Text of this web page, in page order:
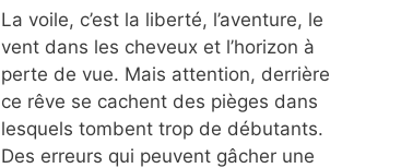
La voile, c’est la liberté, l’aventure, le
vent dans les cheveux et l’horizon à
perte de vue. Mais attention, derrière
ce rêve se cachent des pièges dans
lesquels tombent trop de débutants.
Des erreurs qui peuvent gâcher une